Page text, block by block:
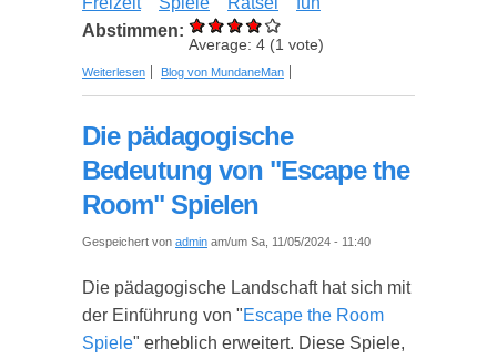
Abstimmen:
Average: 4 (1 vote)
Weiterlesen über Einführung in die Welt von Escape Virtual
Blog von MundaneMan
Die pädagogische
Bedeutung von "Escape the
Room" Spielen
Gespeichert von admin am/um Sa, 11/05/2024 - 11:40
Die pädagogische Landschaft hat sich mit
der Einführung von "Escape the Room
Spiele" erheblich erweitert. Diese Spiele,